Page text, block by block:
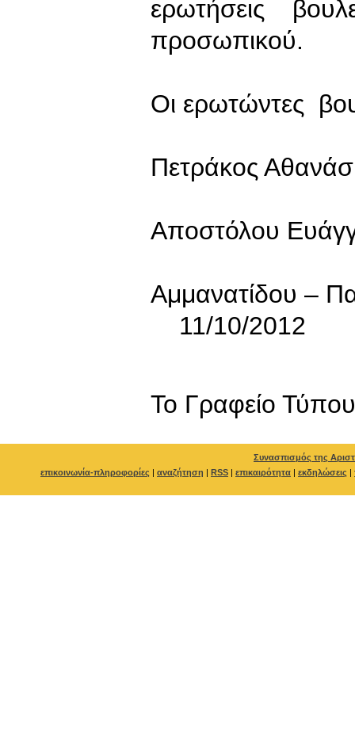
ερωτήσεις
προσωπικού.
Οι ερωτώντες
Πετράκος
Αποστόλου
Αμμανατίδου –
11/10/2012
To Γραφείο Τύπου
Συνασπισμός της
επικοινωνία-πληροφορίες | αναζήτηση | RSS | επικαιρότητα | εκδηλώσεις |